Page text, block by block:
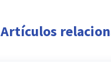
Artículos